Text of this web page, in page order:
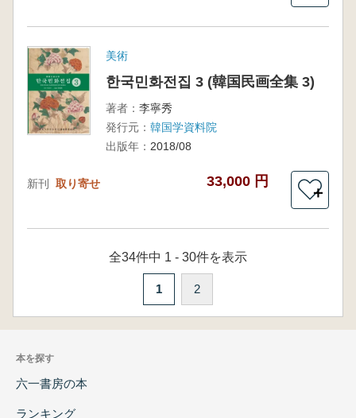
美術
한국민화전집 3 (韓国民画全集 3)
著者： 李寧秀
発行元： 韓国学資料院
出版年： 2018/08
新刊 取り寄せ 33,000 円
＋
全34件中 1 - 30件を表示
1 2
本を探す
六一書房の本
ランキング